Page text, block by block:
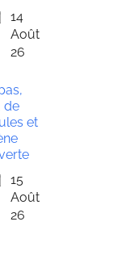
14
Août
26
de
et
15
Août
26